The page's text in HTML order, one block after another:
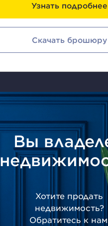
Узнать подробнее
Скачать брошюру
Вы
Хотите продать
недвижимость?
Обратитесь к